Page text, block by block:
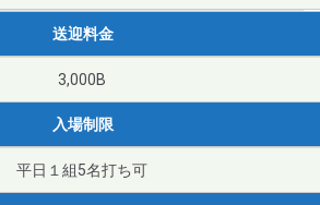
送迎料金
3,000B
入場制限
平日１組5名打ち可